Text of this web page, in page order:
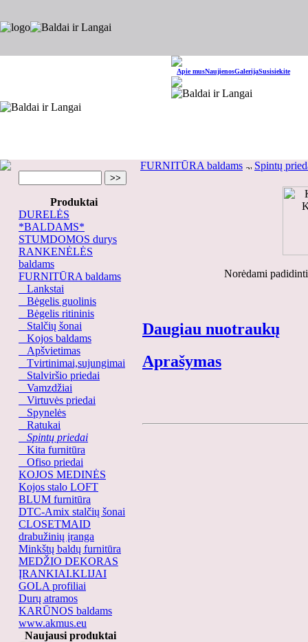
Apie musNaujienosGalerijaSusisiekite
Produktai
DURELĖS
*BALDAMS*
STUMDOMOS durys
RANKENĖLĖS
baldams
FURNITŪRA baldams
Lankstai
Bėgelis guolinis
Bėgelis ritininis
Stalčių šonai
Kojos baldams
Apšvietimas
Tvirtinimai,sujungimai
Stalviršio priedai
Vamzdžiai
Virtuvės priedai
Spynelės
Ratukai
Spintų priedai
Kita furnitūra
Ofiso priedai
KOJOS MEDINĖS
Kojos stalo LOFT
BLUM furnitūra
DTC-Amix stalčių šonai
CLOSETMAID
drabužinių įranga
Minkštų baldų furnitūra
MEDŽIO DEKORAS
ĮRANKIAI.KLIJAI
GOLA profiliai
Durų atramos
KARŪNOS baldams
www.akmus.eu
Naujausi produktai
MDF rankenų tipai
FURNITŪRA baldams Spintų
Norėdami
Daugiau nuotraukų
Aprašymas